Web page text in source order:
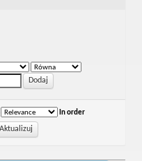
In order